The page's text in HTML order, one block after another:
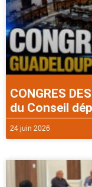
CONGRES
du Conseil
24 juin 2026